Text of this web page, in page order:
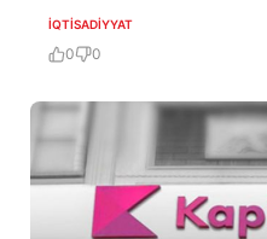
İQTISADIYYAT
0 0